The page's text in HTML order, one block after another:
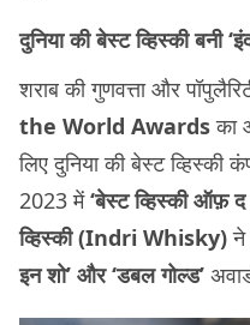
दुनिया की बेस्ट व्हिस्की बनी
शराब की गुणवत्ता और
the World Awardsका
लिए दुनिया की बेस्ट
2023 में‘बेस्ट व्हिस्की ऑफ़ द
व्हिस्की (Indri Whisky)ने
इन शो’ और ‘डबल गोल्ड’